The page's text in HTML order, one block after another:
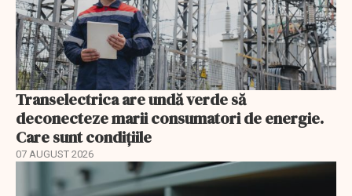
Transelectrica are undă verde să
deconecteze marii consumatori de energie.
Care sunt condițiile
07 AUGUST 2026